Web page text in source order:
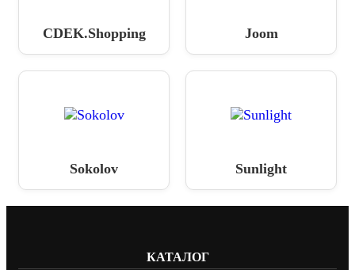
CDEK.Shopping Joom
Sokolov Sunlight
КАТАЛОГ